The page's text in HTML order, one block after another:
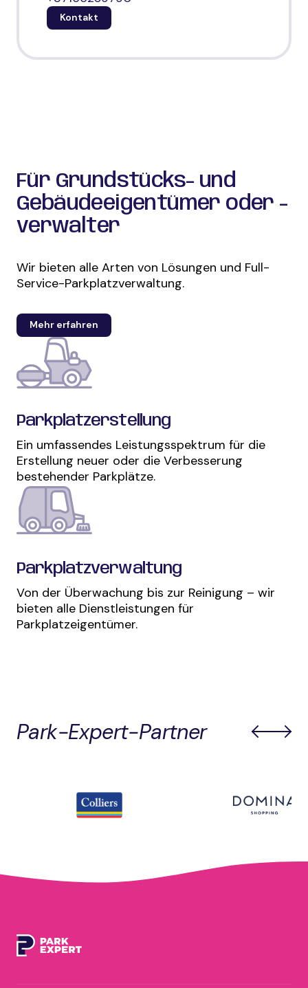
Kontakt
Für Grundstücks- und
Gebäudeeigentümer oder -
verwalter
Wir bieten alle Arten von Lösungen und Full-
Service-Parkplatzverwaltung.
Mehr erfahren
Parkplatzerstellung
Ein umfassendes Leistungsspektrum für die
Erstellung neuer oder die Verbesserung
bestehender Parkplätze.
Parkplatzverwaltung
Von der Überwachung bis zur Reinigung – wir
bieten alle Dienstleistungen für
Parkplatzeigentümer.
Park-Expert-Partner